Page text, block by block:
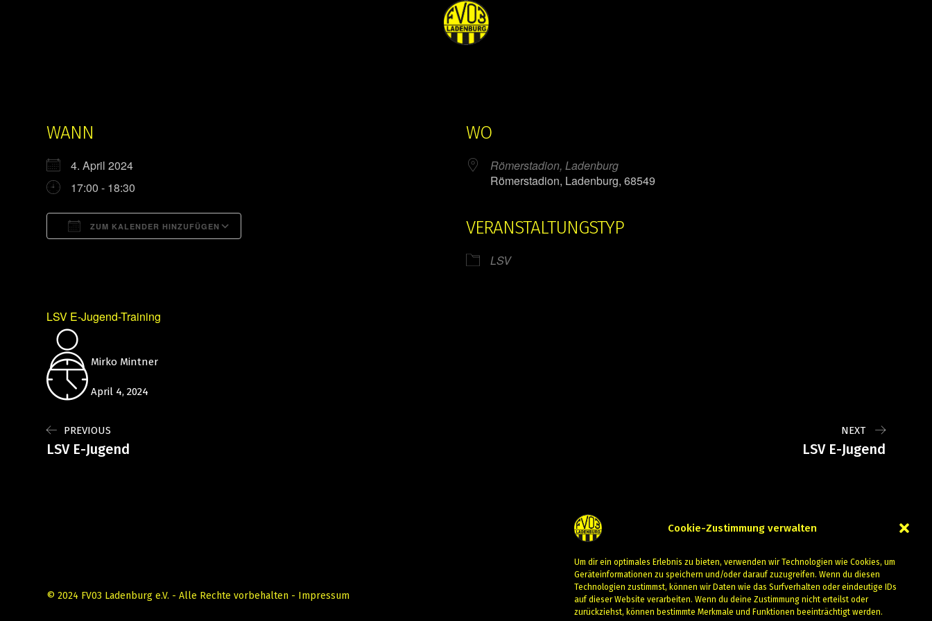
Cookie-Zustimmung verwalten
Um dir ein optimales Erlebnis zu bieten, verwenden wir Technologien wie Cookies, um
Geräteinformationen zu speichern und/oder darauf zuzugreifen. Wenn du diesen
Technologien zustimmst, können wir Daten wie das Surfverhalten oder eindeutige IDs
auf dieser Website verarbeiten. Wenn du deine Zustimmung nicht erteilst oder
zurückziehst, können bestimmte Merkmale und Funktionen beeinträchtigt werden.
WANN
4. April 2024
17:00 - 18:30
ZUM KALENDER HINZUFÜGEN
iCalendar
WO
Römerstadion, Ladenburg
Römerstadion, Ladenburg, 68549
VERANSTALTUNGSTYP
LSV
LSV E-Jugend-Training
Mirko Mintner
April 4, 2024
PREVIOUS
LSV E-Jugend
NEXT
LSV E-Jugend
© 2024 FV03 Ladenburg e.V. - Alle Rechte vorbehalten - Impressum